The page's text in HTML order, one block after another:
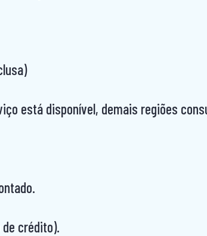
está disponível, demais regiões
crédito).